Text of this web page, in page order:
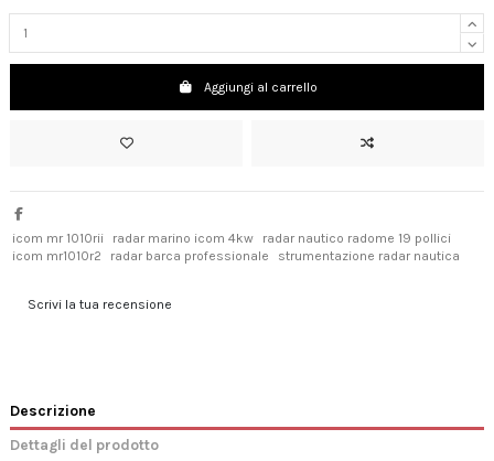
Aggiungi al carrello
icom mr 1010rii radar marino icom 4kw
radar nautico radome 19 pollici
icom mr1010r2
radar barca professionale strumentazione radar nautica
Scrivi la tua recensione
Descrizione
Dettagli del prodotto